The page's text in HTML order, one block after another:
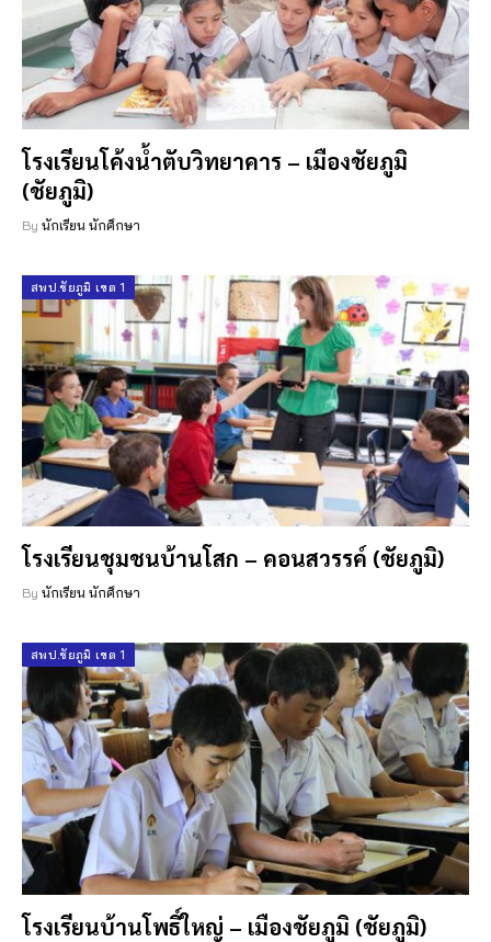
โรงเรียนโค้งน้ำตับวิทยาคาร – เมืองชัยภูมิ
(ชัยภูมิ)
By นักเรียน นักศึกษา
สพป.ชัยภูมิ เขต 1
โรงเรียนชุมชนบ้านโสก – คอนสวรรค์ (ชัยภูมิ)
By นักเรียน นักศึกษา
สพป.ชัยภูมิ เขต 1
โรงเรียนบ้านโพธิ์ใหญ่ – เมืองชัยภูมิ (ชัยภูมิ)